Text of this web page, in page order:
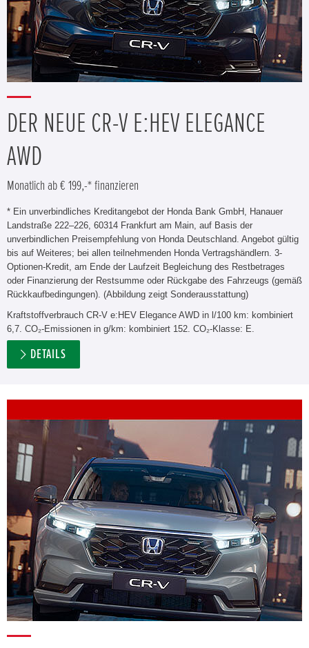
DER NEUE CR-V E:HEV ELEGANCE
AWD
Monatlich ab € 199,-* finanzieren
* Ein unverbindliches Kreditangebot der Honda Bank GmbH, Hanauer
Landstraße 222–226, 60314 Frankfurt am Main, auf Basis der
unverbindlichen Preisempfehlung von Honda Deutschland. Angebot gültig
bis auf Weiteres; bei allen teilnehmenden Honda Vertragshändlern. 3-
Optionen-Kredit, am Ende der Laufzeit Begleichung des Restbetrages
oder Finanzierung der Restsumme oder Rückgabe des Fahrzeugs (gemäß
Rückkaufbedingungen). (Abbildung zeigt Sonderausstattung)
Kraftstoffverbrauch CR-V e:HEV Elegance AWD in l/100 km: kombiniert
6,7. CO₂-Emissionen in g/km: kombiniert 152. CO₂-Klasse: E.
DETAILS